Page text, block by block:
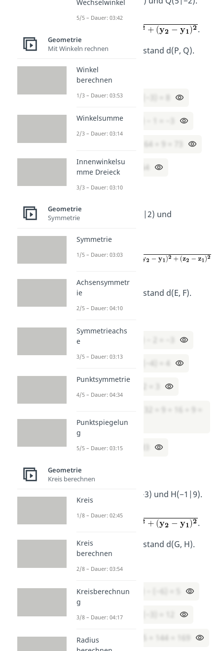
Formel:
.
Berechne den Abstand d(P, Q).
Lösung:
x₂ − x₁ = 5 − (−3) = 8
y₂ − y₁ = (−2) − 1 = −3
82 + (−3)2 = 64 + 9 = 73
d = √73 ≈ 8,54
Aufgabe 2 —
Gegeben: E(2|−4|2) und
Formel:
Berechne den Abstand d(E, F).
Lösung:
y₂ − y₁ = 0 − (−4) = 4
z₂ − z₁ = 5 − 2 = 3
34
d = √34 ≈ 5,83
Aufgabe 3
Gegeben: G(−6|−3) und H(−1|9).
.
Berechne den Abstand d(G, H).
Lösung:
x₂ − x₁ = (−1) − (−6) = 5
y₂ − y₁ = 9 − (−3) = 12
52 + 122 = 25 + 144 = 169
Wechselwinkel
5/5 – Dauer: 03:42
Geometrie
Mit Winkeln rechnen
Winkel
berechnen
1/3 – Dauer: 03:53
Winkelsumme
2/3 – Dauer: 03:14
Innenwinkelsu
mme Dreieck
3/3 – Dauer: 03:10
Geometrie
Symmetrie
Symmetrie
1/5 – Dauer: 03:03
Achsensymmetr
ie
2/5 – Dauer: 04:10
Symmetrieachs
e
3/5 – Dauer: 03:13
Punktsymmetrie
4/5 – Dauer: 04:34
Punktspiegelun
g
5/5 – Dauer: 03:15
Geometrie
Kreis berechnen
Kreis
1/8 – Dauer: 02:45
Kreis
berechnen
2/8 – Dauer: 03:54
Kreisberechnun
g
3/8 – Dauer: 04:17
Radius